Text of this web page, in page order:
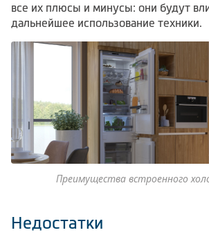
все их плюсы и минусы: они будут
дальнейшее использование техники.
Преимущества встроенного
Недостатки